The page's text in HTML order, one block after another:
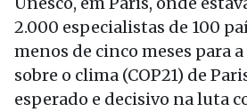
2.000 especialistas de 100
menos de cinco meses para
sobre o clima (COP21) de
esperado e decisivo na luta